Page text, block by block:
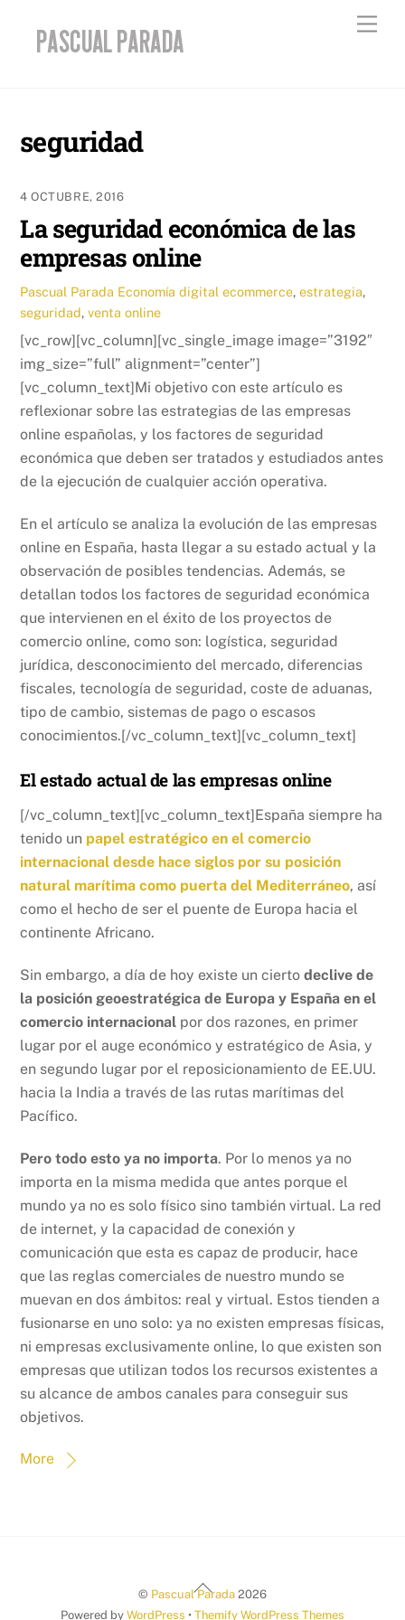
content
seguridad
4 OCTUBRE, 2016
La seguridad económica de las
empresas online
Pascual Parada Economía digital ecommerce,estrategia,
seguridad,venta online
[vc_row][vc_column][vc_single_image image=”3192″
img_size=”full” alignment=”center”]
[vc_column_text]Mi objetivo con este artículo es
reflexionar sobre las estrategias de las empresas
online españolas, y los factores de seguridad
económica que deben ser tratados y estudiados antes
de la ejecución de cualquier acción operativa.
En el artículo se analiza la evolución de las empresas
online en España, hasta llegar a su estado actual y la
observación de posibles tendencias. Además, se
detallan todos los factores de seguridad económica
que intervienen en el éxito de los proyectos de
comercio online, como son: logística, seguridad
jurídica, desconocimiento del mercado, diferencias
fiscales, tecnología de seguridad, coste de aduanas,
tipo de cambio, sistemas de pago o escasos
conocimientos.[/vc_column_text][vc_column_text]
El estado actual de las empresas online
[/vc_column_text][vc_column_text]España siempre ha
tenido un papel estratégico en el comercio
internacional desde hace siglos por su posición
natural marítima como puerta del Mediterráneo, así
como el hecho de ser el puente de Europa hacia el
continente Africano.
Sin embargo, a día de hoy existe un cierto declive de
la posición geoestratégica de Europa y España en el
comercio internacional por dos razones, en primer
lugar por el auge económico y estratégico de Asia, y
en segundo lugar por el reposicionamiento de EE.UU.
hacia la India a través de las rutas marítimas del
Pacífico.
Pero todo esto ya no importa. Por lo menos ya no
importa en la misma medida que antes porque el
mundo ya no es solo físico sino también virtual. La red
de internet, y la capacidad de conexión y
comunicación que esta es capaz de producir, hace
que las reglas comerciales de nuestro mundo se
muevan en dos ámbitos: real y virtual. Estos tienden a
fusionarse en uno solo: ya no existen empresas físicas,
ni empresas exclusivamente online, lo que existen son
empresas que utilizan todos los recursos existentes a
su alcance de ambos canales para conseguir sus
objetivos.
More
Back
To
© Pascual Parada 2026
Powered by WordPress • Themify WordPress Themes